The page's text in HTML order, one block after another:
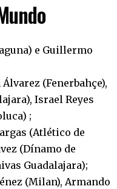
e Guillermo
(Fenerbahçe),
Israel Reyes
;
(Atlético de
(Dínamo de
Guadalajara);
(Milan), Armando